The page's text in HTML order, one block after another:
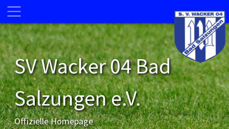
SV Wacker 04 Bad
Salzungen e.V.
Offizielle Homepage